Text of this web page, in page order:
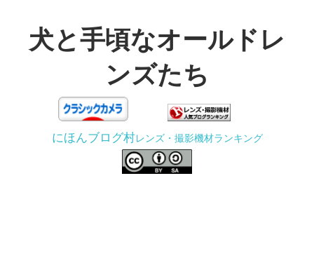
テ犬と手頃なオールドレ
ンズたち
にほんブログ村レンズ・撮影機材ランキング